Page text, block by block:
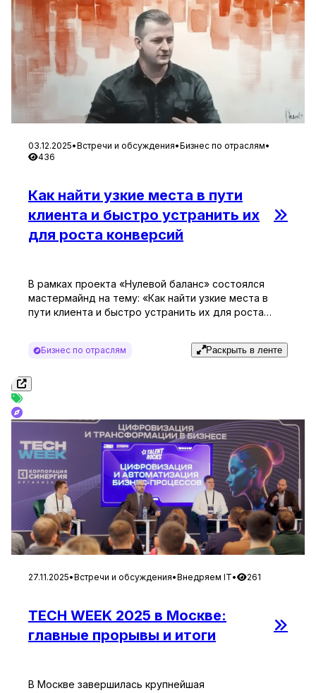
03.12.2025•Встречи и обсуждения•Бизнес по отраслям•
436
Как найти узкие места в пути
клиента и быстро устранить их
для роста конверсий
В рамках проекта «Нулевой баланс» состоялся
мастермайнд на тему: «Как найти узкие места в
пути клиента и быстро устранить их для роста
области оптимизации пути клиента в контент-
маркетинге и идеолог проектной группы «Наглая
где участники имели возможность в реальном
Бизнес по отраслям Раскрыть в ленте
27.11.2025•Встречи и обсуждения•Внедряем IT• 261
TECH WEEK 2025 в Москве:
главные прорывы и итоги
В Москве завершилась крупнейшая